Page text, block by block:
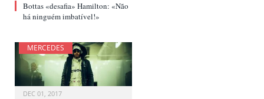
Bottas «desafia» Hamilton: «Não
há ninguém imbatível!»
MERCEDES
DEC 01, 2017